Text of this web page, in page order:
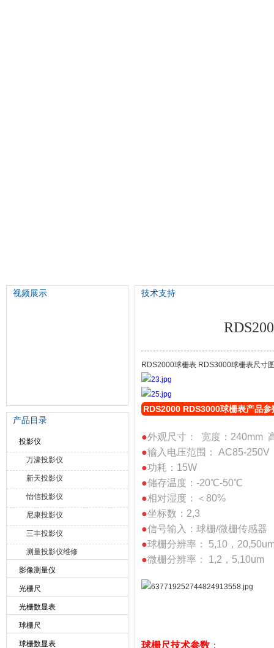
视频展示
产品目录
投影仪
万濠投影仪
新天投影仪
怡信投影仪
尼康投影仪
三丰投影仪
测量投影仪维修
影像测量仪
光栅尺
光栅数显表
球栅尺
球栅数显表
技术支持
RDS2000球栅表 RDS3000球栅表尺寸
RDS2000 RDS3000球栅表产品参
●外观尺寸： 宽度：240mm
●输入电压范围： AC85-
●功耗：15W
●储存温度：-20℃-50℃
●相对湿度：＜80%
●坐标数：2,3
●信号输入：球栅/微栅传感器
●球栅分辨率： 5,10，
●微栅分辨率： 1,2，5,10um
球栅尺技术参数 ：